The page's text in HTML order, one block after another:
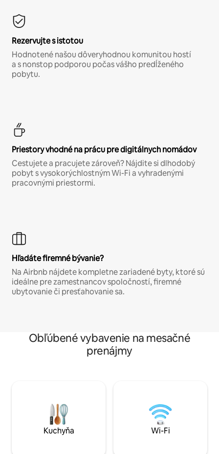
Rezervujte s istotou
Hodnotené našou dôveryhodnou komunitou hostí
a s nonstop podporou počas vášho predĺženého
pobytu.
Priestory vhodné na prácu pre digitálnych nomádov
Cestujete a pracujete zároveň? Nájdite si dlhodobý
pobyt s vysokorýchlostným Wi-Fi a vyhradenými
pracovnými priestormi.
Hľadáte firemné bývanie?
Na Airbnb nájdete kompletne zariadené byty, ktoré sú
ideálne pre zamestnancov spoločností, firemné
ubytovanie či presťahovanie sa.
Obľúbené vybavenie na mesačné
prenájmy
Kuchyňa Wi-Fi